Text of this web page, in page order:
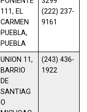
111, EL
CARMEN
PUEBLA,
PUEBLA
(222) 237-
9161
UNION 11,
BARRIO
DE
SANTIAG
O
(243) 436-
1922